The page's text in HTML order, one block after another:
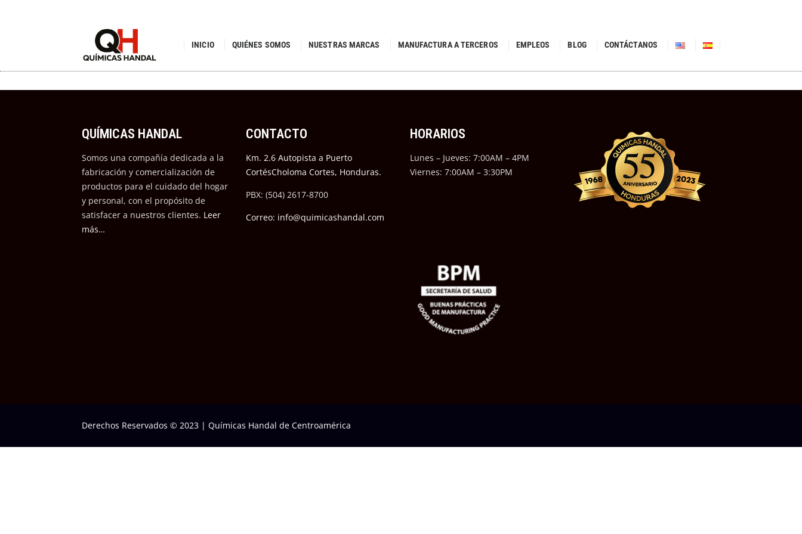
INICIO QUIÉNES SOMOS NUESTRAS MARCAS MANUFACTURA A TERCEROS EMPLEOS BLOG CONTÁCTANOS
QUÍMICAS HANDAL
Somos una compañía dedicada a la
fabricación y comercialización de
productos para el cuidado del hogar
y personal, con el propósito de
satisfacer a nuestros clientes. Leer
más…
CONTACTO
Km. 2.6 Autopista a Puerto
CortésCholoma Cortes, Honduras.
PBX: (504) 2617-8700
Correo: info@quimicashandal.com
HORARIOS
Lunes – Jueves: 7:00AM – 4PM
Viernes: 7:00AM – 3:30PM
Derechos Reservados © 2023 | Químicas Handal de Centroamérica